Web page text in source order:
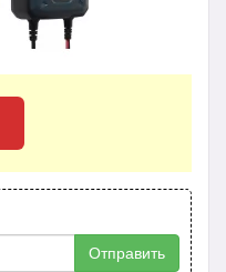
Отправить